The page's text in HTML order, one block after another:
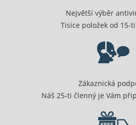
Největší výběr
Tisíce položek od 15-
Zákaznická
Náš 25-ti členný je Vám